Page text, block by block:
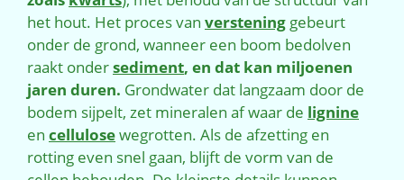
het hout. Het proces van verstening gebeurt
onder de grond, wanneer een boom bedolven
raakt ondersediment, en dat kan miljoenen
jaren duren. Grondwater dat langzaam door de
bodem sijpelt, zet mineralen af waar de lignine
en cellulosewegrotten. Als de afzetting en
rotting even snel gaan, blijft de vorm van de